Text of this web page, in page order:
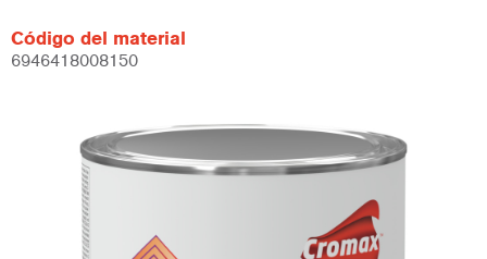
Código del material
6946418008150